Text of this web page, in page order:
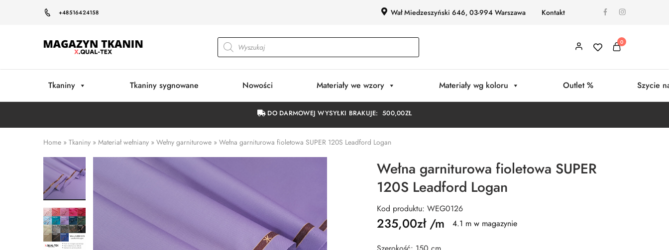
+48516424158 Wał Miedzeszyński 646, 03-994 Warszawa Kontakt
Magazyn
0
Tkaniny Tkaniny sygnowane Nowości Materiały we wzory Materiały wg koloru Outlet % Szycie
DO DARMOWEJ WYSYŁKI BRAKUJE:500,00ZŁ
Home » Tkaniny » Materiał wełniany » Wełny garniturowe » Wełna garniturowa fioletowa SUPER 120S Leadford Logan
Wełna garniturowa fioletowa SUPER
120S Leadford Logan
Kod produktu: WEG0126
235,00zł/m 4.1 m w magazynie